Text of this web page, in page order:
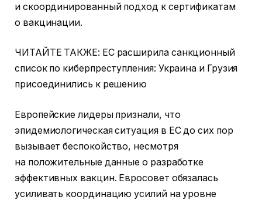
и скоординированный подход к сертификатам
о вакцинации.
ЧИТАЙТЕ ТАКЖЕ: ЕС расширила санкционный
список по киберпреступления: Украина и Грузия
присоединились к решению
Европейские лидеры признали, что
эпидемиологическая ситуация в ЕС до сих пор
вызывает беспокойство, несмотря
на положительные данные о разработке
эффективных вакцин. Евросовет обязалась
усиливать координацию усилий на уровне